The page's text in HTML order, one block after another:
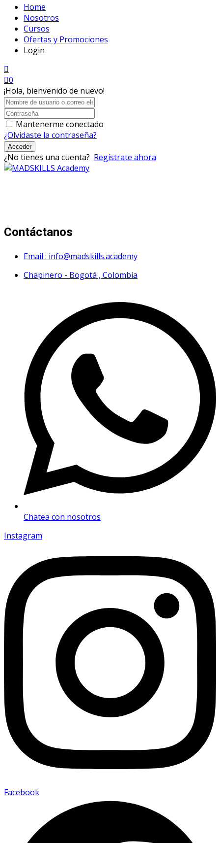
Home
Nosotros
Cursos
Ofertas y Promociones
Login
0
¡Hola, bienvenido de nuevo!
Mantenerme conectado
¿Olvidaste la contraseña?
Acceder
¿No tienes una cuenta? Regístrate ahora
Contáctanos
Email : info@madskills.academy
Chapinero - Bogotá , Colombia
Chatea con nosotros
Instagram
Facebook